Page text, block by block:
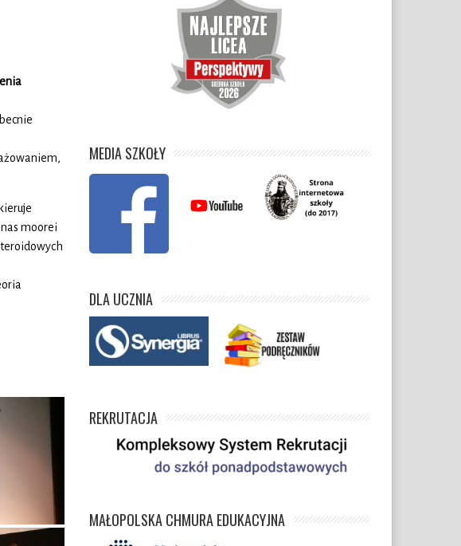
moorei
MEDIA SZKOŁY
DLA UCZNIA
REKRUTACJA
MAŁOPOLSKA CHMURA EDUKACYJNA